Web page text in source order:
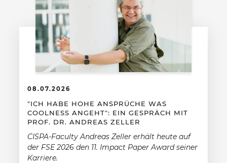
08.07.2026
"ICH HABE HOHE ANSPRÜCHE WAS
COOLNESS ANGEHT": EIN GESPRÄCH MIT
PROF. DR. ANDREAS ZELLER
CISPA-Faculty Andreas Zeller erhält heute auf
der FSE 2026 den 11. Impact Paper Award seiner
Karriere.